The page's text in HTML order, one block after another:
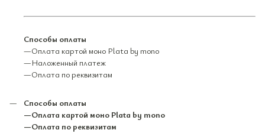
Способы оплаты
—Оплата картой моно Plata by mono
—Наложенный платеж
—Оплата по реквизитам
Способы оплаты
—Оплата картой моно Plata by mono
—Оплата по реквизитам